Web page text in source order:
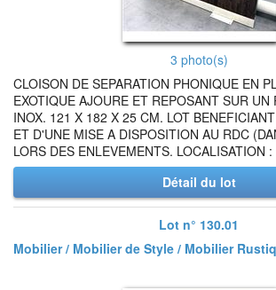
3 photo(s)
CLOISON DE SEPARATION PHONIQUE EN
EXOTIQUE AJOURE ET REPOSANT SUR UN
INOX. 121 X 182 X 25 CM. LOT
ET D'UNE MISE A DISPOSITION AU RDC
LORS DES ENLEVEMENTS. LOCALISATION
Détail du lot
Lot n° 130.01
Mobilier / Mobilier de Style / Mobilier